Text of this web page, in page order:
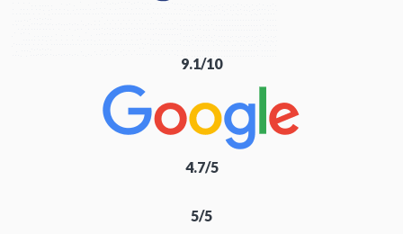
9.1/10
4.7/5
5/5